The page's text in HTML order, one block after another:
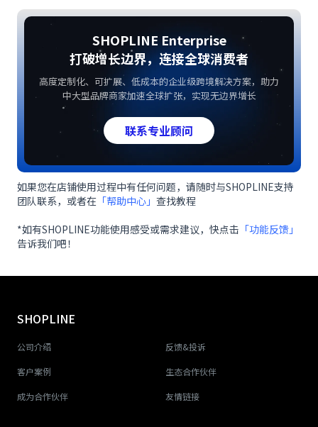
SHOPLINE Enterprise
打破增长边界，连接全球消费者
高度定制化、可扩展、低成本的企业级跨境解决方案，助力
中大型品牌商家加速全球扩张，实现无边界增长
联系专业顾问
如果您在店铺使用过程中有任何问题，请随时与SHOPLINE支持
团队联系，或者在 「帮助中心」 查找教程
*如有SHOPLINE功能使用感受或需求建议，快点击 「功能反馈」
告诉我们吧！
SHOPLINE
公司介绍 反馈&投诉
客户案例 生态合作伙伴
成为合作伙伴 友情链接